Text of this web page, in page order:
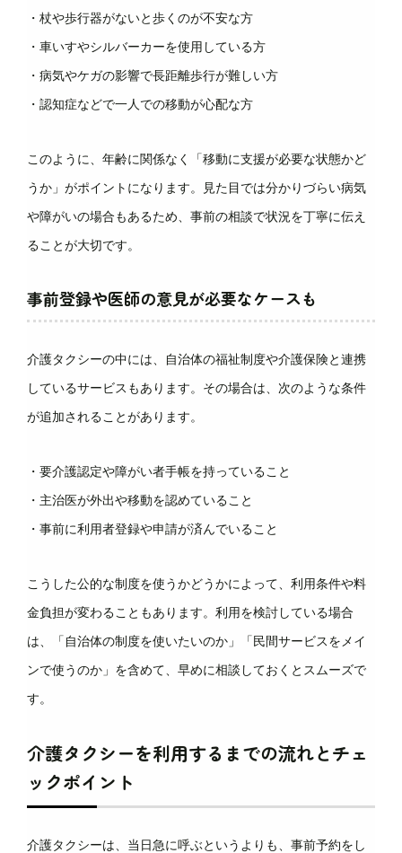
・杖や歩行器がないと歩くのが不安な方
・車いすやシルバーカーを使用している方
・病気やケガの影響で長距離歩行が難しい方
・認知症などで一人での移動が心配な方
このように、年齢に関係なく「移動に支援が必要な状態かど
うか」がポイントになります。見た目では分かりづらい病気
や障がいの場合もあるため、事前の相談で状況を丁寧に伝え
ることが大切です。
事前登録や医師の意見が必要なケースも
介護タクシーの中には、自治体の福祉制度や介護保険と連携
しているサービスもあります。その場合は、次のような条件
が追加されることがあります。
・要介護認定や障がい者手帳を持っていること
・主治医が外出や移動を認めていること
・事前に利用者登録や申請が済んでいること
こうした公的な制度を使うかどうかによって、利用条件や料
金負担が変わることもあります。利用を検討している場合
は、「自治体の制度を使いたいのか」「民間サービスをメイ
ンで使うのか」を含めて、早めに相談しておくとスムーズで
す。
介護タクシーを利用するまでの流れとチェ
ックポイント
介護タクシーは、当日急に呼ぶというよりも、事前予約をし